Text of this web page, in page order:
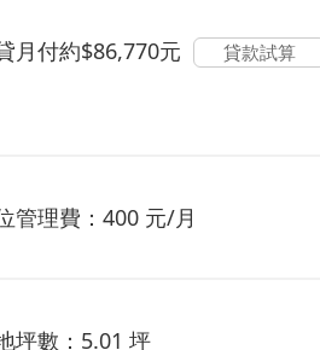
月付約$86,770元 貸款試算
管理費：400 元/月
坪數：5.01 坪